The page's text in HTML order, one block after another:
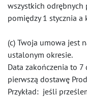
wszystkich
pomiędzy 1 stycznia
(c) Twoja umowa jest
ustalonym okresie.
Data zakończenia to
pierwszą dostawę
Przykład: jeśli